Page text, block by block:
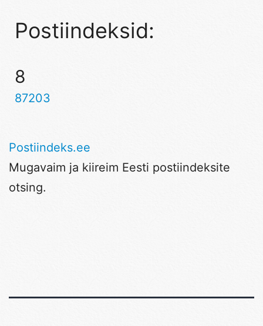
Postiindeksid:
8
87203
Postiindeks.ee
Mugavaim ja kiireim Eesti postiindeksite
otsing.